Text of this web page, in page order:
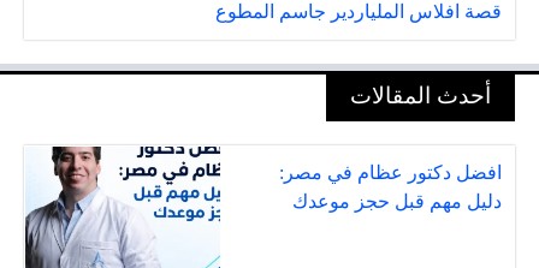
قصة افلاس الملياردير جاسم المطوع
أحدث المقالات
افضل دكتور عظام في مصر:
دليل مهم قبل حجز موعدك